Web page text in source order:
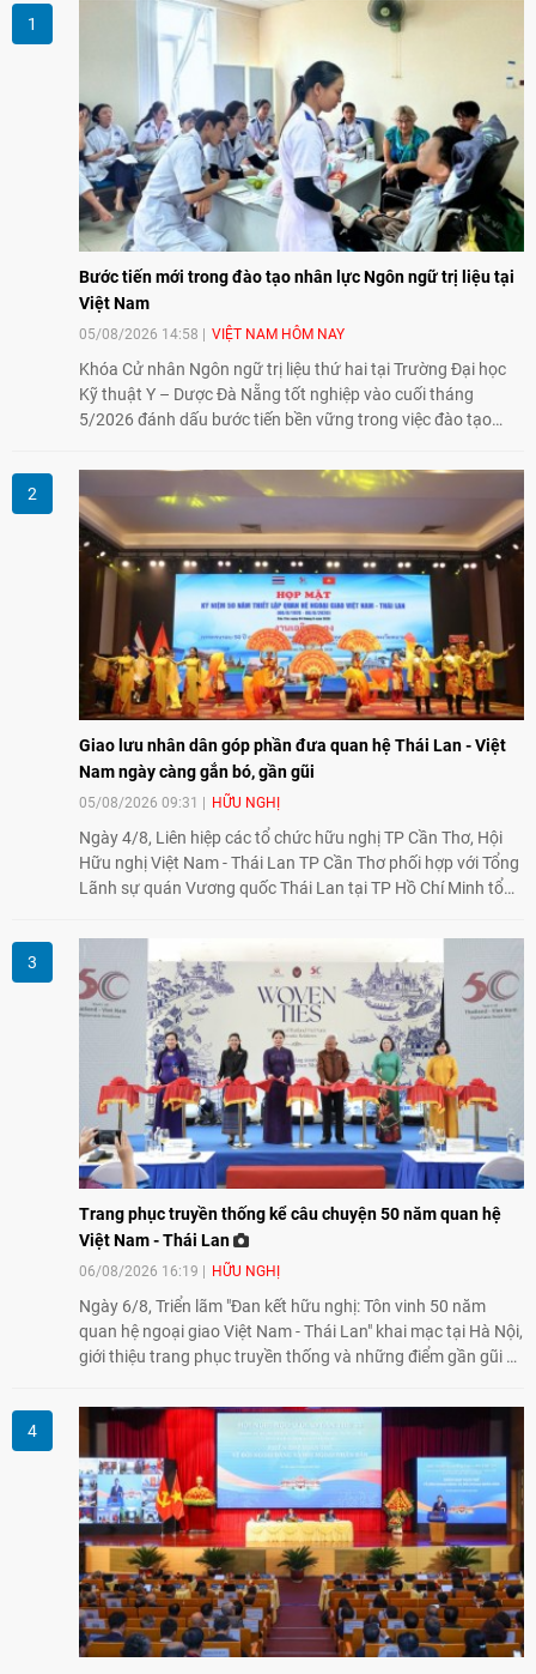
Bước tiến mới trong đào tạo nhân lực Ngôn ngữ trị liệu tại
Việt Nam
05/08/2026 14:58 VIỆT NAM HÔM NAY
Khóa Cử nhân Ngôn ngữ trị liệu thứ hai tại Trường Đại học
Kỹ thuật Y – Dược Đà Nẵng tốt nghiệp vào cuối tháng
5/2026 đánh dấu bước tiến bền vững trong việc đào tạo
tại Việt Nam.
Giao lưu nhân dân góp phần đưa quan hệ Thái Lan - Việt
Nam ngày càng gắn bó, gần gũi
05/08/2026 09:31 HỮU NGHỊ
Ngày 4/8, Liên hiệp các tổ chức hữu nghị TP Cần Thơ, Hội
Hữu nghị Việt Nam - Thái Lan TP Cần Thơ phối hợp với Tổng
Lãnh sự quán Vương quốc Thái Lan tại TP Hồ Chí Minh tổ
Việt Nam - Thái Lan (1976-2026). Tại đây, nhấn mạnh vai trò
của giao lưu nhân dân, Tổng Lãnh sự Thái Lan cho biết các
hoạt động trao đổi về văn hóa, giáo dục, du lịch, ẩm thực,
nghệ thuật và giao lưu thanh niên đã góp phần đưa quan hệ
Thái Lan - Việt Nam ngày càng gắn bó, gần gũi.
Trang phục truyền thống kể câu chuyện 50 năm quan hệ
Việt Nam - Thái Lan
06/08/2026 16:19 HỮU NGHỊ
Ngày 6/8, Triển lãm "Đan kết hữu nghị: Tôn vinh 50 năm
quan hệ ngoại giao Việt Nam - Thái Lan" khai mạc tại Hà Nội,
giới thiệu trang phục truyền thống và những điểm gần gũi về
giao lưu nhân dân trong chặng đường nửa thế kỷ quan hệ
song phương.